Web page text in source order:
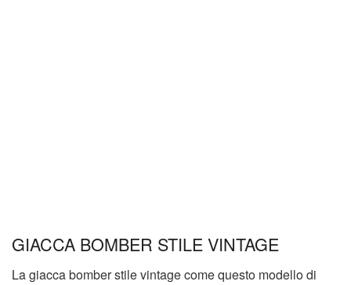
GIACCA BOMBER STILE VINTAGE
La giacca bomber stile vintage come questo modello di